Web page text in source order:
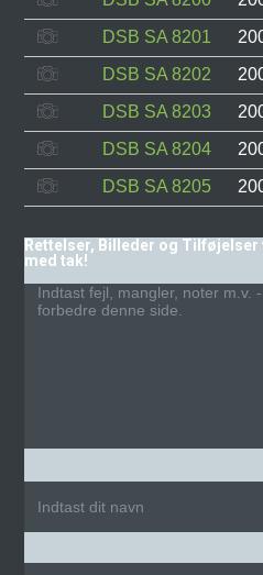
DSB SA 8201
DSB SA 8202
DSB SA 8203
DSB SA 8204
DSB SA 8205
Rettelser, Billeder og
med tak!